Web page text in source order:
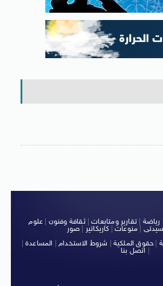
رياضة |تقارير ومتابعات|ثقافة وفنون
علوم
سيدتى منوعات كاريكاتير صور
حقوق الملكية شروط الاستخدام| المساعدة|
اتصل بنا